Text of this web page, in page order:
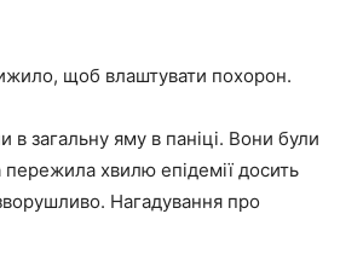
щоб влаштувати похорон.
в загальну яму в паніці. Вони були
пережила хвилю епідемії досить
Нагадування про